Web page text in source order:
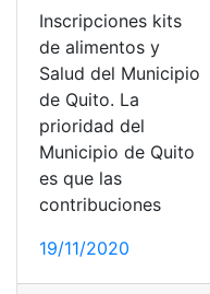
Inscripciones kits
de alimentos y
Salud del Municipio
de Quito. La
prioridad del
Municipio de Quito
es que las
contribuciones
19/11/2020